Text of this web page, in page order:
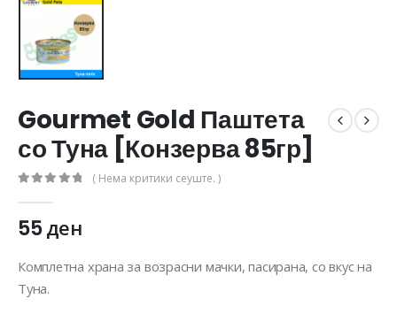
Gourmet Gold Паштета
со Туна [Конзерва 85гр]
( Нема критики сеуште. )
55ден
Комплетна храна за возрасни мачки, пасирана, со вкус на
Туна.